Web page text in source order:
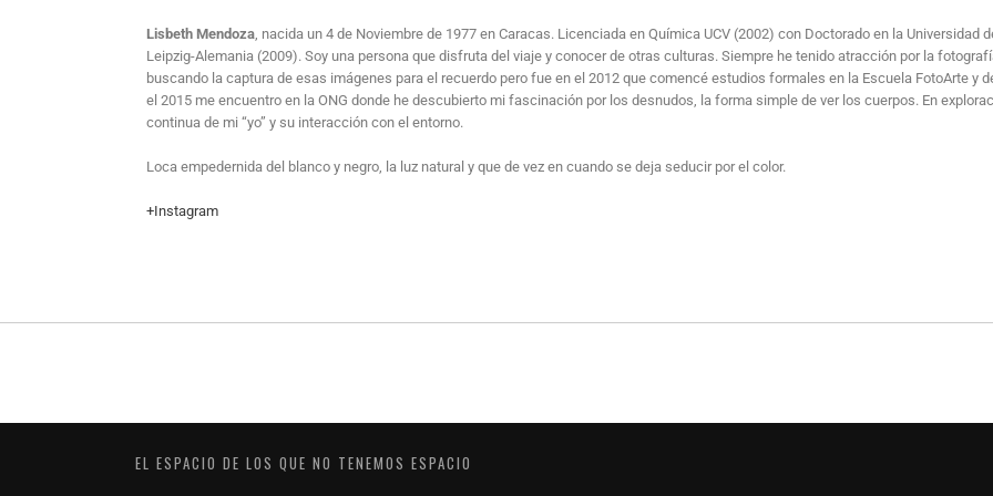
Lisbeth Mendoza , nacida un 4 de Noviembre de 1977 en Caracas. Licenciada en Química UCV (2002) con Doctorado en la Universidad
Leipzig-Alemania (2009). Soy una persona que disfruta del viaje y conocer de otras culturas. Siempre he tenido atracción por la
buscando la captura de esas imágenes para el recuerdo pero fue en el 2012 que comencé estudios formales en la Escuela FotoArte y
el 2015 me encuentro en la ONG donde he descubierto mi fascinación por los desnudos, la forma simple de ver los cuerpos. En
continua de mi “yo” y su interacción con el entorno.
Loca empedernida del blanco y negro, la luz natural y que de vez en cuando se deja seducir por el color.
+Instagram
EL ESPACIO DE LOS QUE NO TENEMOS ESPACIO